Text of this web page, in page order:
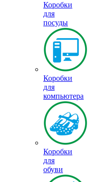
Коробки
для
посуды
Коробки
для
компьютера
Коробки
для
обуви